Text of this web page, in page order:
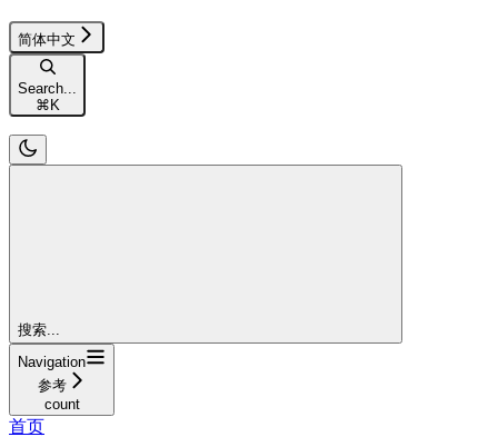
简体中文
Search...
⌘K
搜索...
Navigation
参考
count
首页